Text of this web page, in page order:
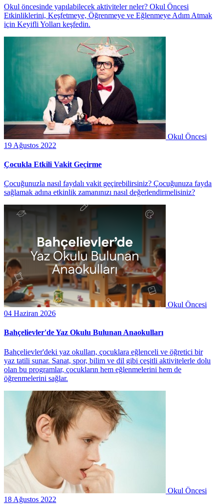
Okul öncesinde yapılabilecek aktiviteler neler? Okul Öncesi
Etkinliklerini, Keşfetmeye, Öğrenmeye ve Eğlenmeye Adım Atmak
için Keyifli Yolları keşfedin.
Okul Öncesi
19 Ağustos 2022
Çocukla Etkili Vakit Geçirme
Çocuğunuzla nasıl faydalı vakit geçirebilirsiniz? Çocuğunuza fayda
sağlamak adına etkinlik zamanınızı nasıl değerlendirmelisiniz?
Okul Öncesi
04 Haziran 2026
Bahçelievler'de Yaz Okulu Bulunan Anaokulları
Bahçelievler'deki yaz okulları, çocuklara eğlenceli ve öğretici bir
yaz tatili sunar. Sanat, spor, bilim ve dil gibi çeşitli aktivitelerle dolu
olan bu programlar, çocukların hem eğlenmelerini hem de
öğrenmelerini sağlar.
Okul Öncesi
18 Ağustos 2022